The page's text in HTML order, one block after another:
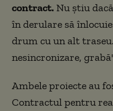
contract.Nu știu
în derulare să
drum cu un alt
nesincronizare,
Ambele proiecte au
Contractul pentru